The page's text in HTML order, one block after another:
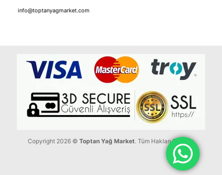
info@toptanyagmarket.com
Copyright 2026 © Toptan Yağ Market. Tüm Hakları Saklıdır.